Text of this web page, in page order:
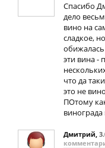
Спасибо
дело
вино на
сладкое,
обижалась
эти вина -
что да
это не
ПОтому
Дмитрий,